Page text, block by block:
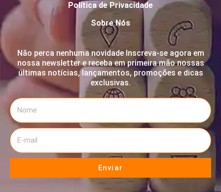
Política de Privacidade
Sobre Nós
Não perca nenhuma novidade Inscreva-se agora em
nossa newsletter e receba em primeira mão nossas
últimas notícias, lançamentos, promoções e dicas
exclusivas.
Enviar